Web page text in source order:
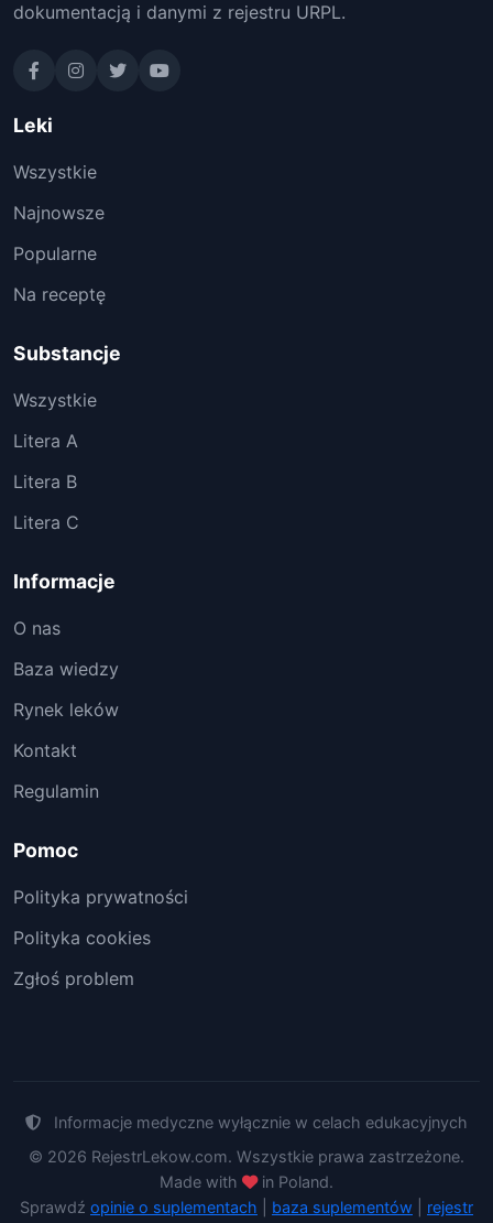
dokumentacją i danymi z rejestru URPL.
Leki
Wszystkie
Najnowsze
Popularne
Na receptę
Substancje
Wszystkie
Litera A
Litera B
Litera C
Informacje
O nas
Baza wiedzy
Rynek leków
Kontakt
Regulamin
Pomoc
Polityka prywatności
Polityka cookies
Zgłoś problem
Informacje medyczne wyłącznie w celach edukacyjnych
© 2026 RejestrLekow.com. Wszystkie prawa zastrzeżone.
Made with
in Poland.
Sprawdź opinie o suplementach baza suplementów rejestr